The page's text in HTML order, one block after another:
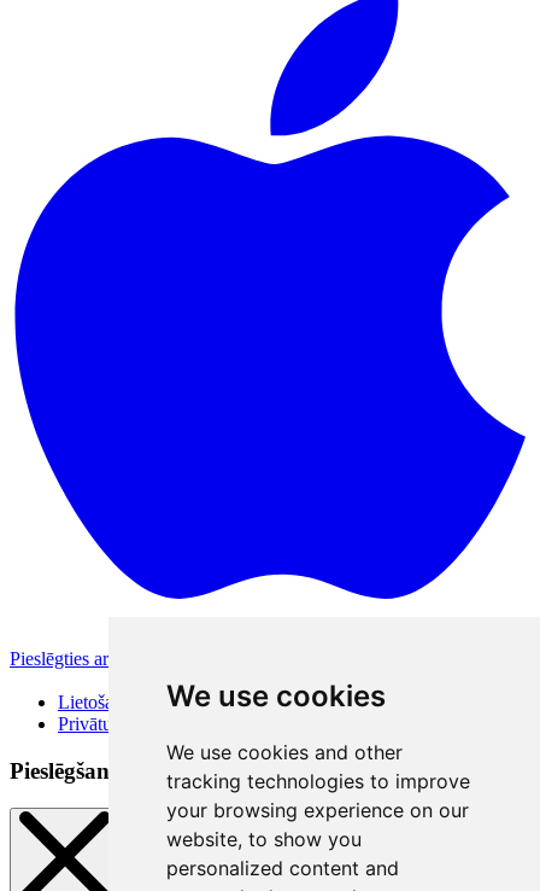
We use cookies
We use cookies and other
tracking technologies to improve
your browsing experience on our
website, to show you
personalized content and
Pieslēgties ar Apple
Lietošanas noteikumi
Privātuma politika
Pieslēgšanās veidi